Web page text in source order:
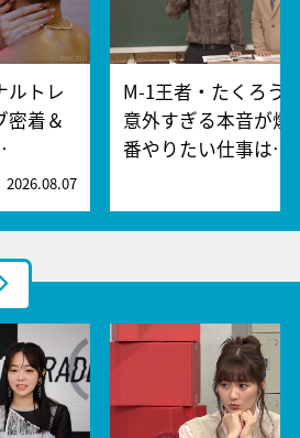
ルトレ
着＆
2026.08.07
M-1王者・たくろう
意外すぎる本音が爆
番やりたい仕事は…